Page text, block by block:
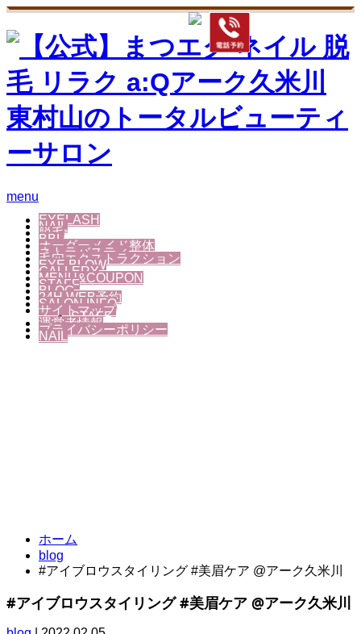
menu
EYELASH
NAIL
脱毛
BBL
オーダーメイド整体
ネトラバスティ
毛穴エクストラクション
EYE BLOW
GALLERY
MENU&COUPON
STAFF
BLOG
24H WEB予約
SALON INFO
サイトマップ
STAFF
運営者情報
プライバシーポリシー
NAIL
ホーム
blog
#アイブロウスタイリング #美眉ケア @アーク久米川
#アイブロウスタイリング #美眉ケア @アーク久米川